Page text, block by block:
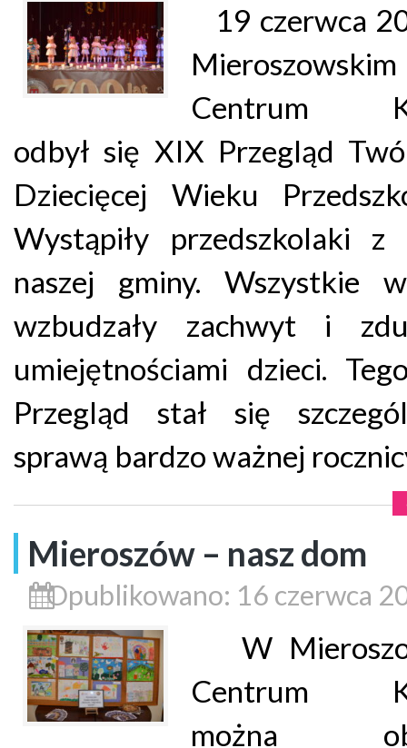
19 czerwca
Mieroszowskim
Centrum
odbył się XIX Przegląd
Dziecięcej Wieku
Wystąpiły przedszkolaki z
naszej gminy. Wszystkie
wzbudzały zachwyt i
umiejętnościami dzieci.
Przegląd stał się
sprawą bardzo ważnej
Mieroszów – nasz dom
Opublikowano: 16 czerwca
W
Centrum
można